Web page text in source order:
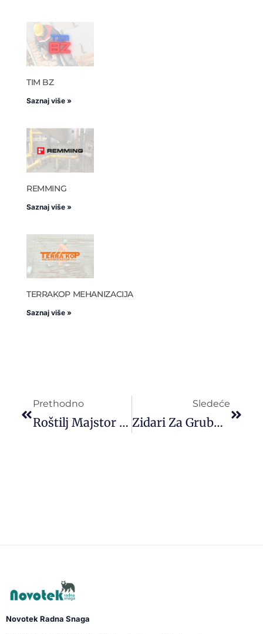
TIM BZ
Saznaj više »
REMMING
Saznaj više »
TERRAKOP MEHANIZACIJA
Saznaj više »
Prethodno
Roštilj Majstor Za Pripremu Ribe – Hrvatsko Primorje
Sledeće
Zidari Za Grubu Gradnju – Posao U Belgiji
Novotek Radna Snaga